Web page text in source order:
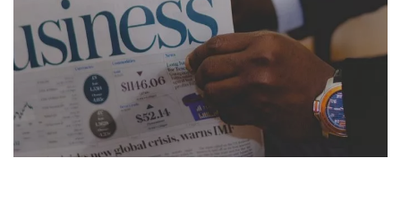
conference is intended for everyone involved in the
semiconductor industry, including engineers,
professional experts, and senior executives.
לחץ לפרטים